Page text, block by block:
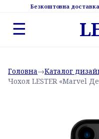
Безкоштовна
☰
Головна→Каталог
Чохол LESTER «Marvel